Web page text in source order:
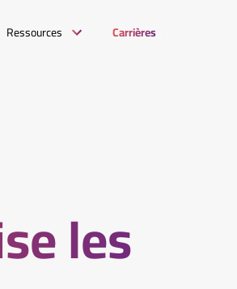
Ressources Carrières
les